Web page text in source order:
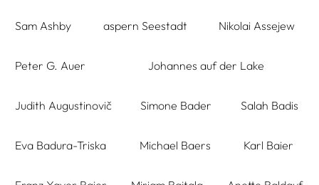
Sam Ashby aspern Seestadt Nikolai Assejew
Peter G. Auer Johannes auf der Lake
Judith Augustinovič Simone Bader Salah Badis
Eva Badura-Triska Michael Baers Karl Baier